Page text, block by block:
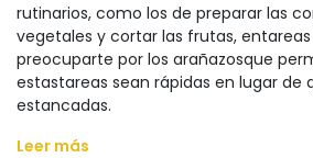
rutinarios, como los de preparar las
vegetales y cortar las frutas, entareas
preocuparte por los arañazosque
estastareas sean rápidas en lugar de
estancadas.
Leer más